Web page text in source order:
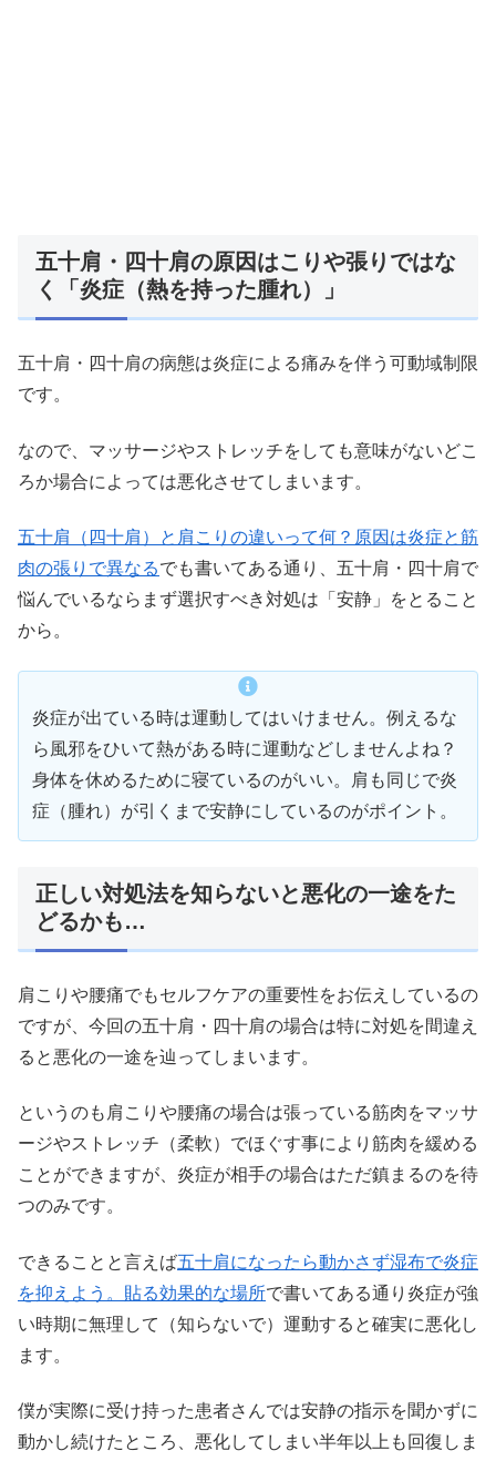
五十肩・四十肩の原因はこりや張りではな
く「炎症（熱を持った腫れ）」
五十肩・四十肩の病態は炎症による痛みを伴う可動域制限
です。
なので、マッサージやストレッチをしても意味がないどこ
ろか場合によっては悪化させてしまいます。
五十肩（四十肩）と肩こりの違いって何？原因は炎症と筋
肉の張りで異なるでも書いてある通り、五十肩・四十肩で
悩んでいるならまず選択すべき対処は「安静」をとること
から。
炎症が出ている時は運動してはいけません。例えるな
ら風邪をひいて熱がある時に運動などしませんよね？
身体を休めるために寝ているのがいい。肩も同じで炎
症（腫れ）が引くまで安静にしているのがポイント。
正しい対処法を知らないと悪化の一途をた
どるかも…
肩こりや腰痛でもセルフケアの重要性をお伝えしているの
ですが、今回の五十肩・四十肩の場合は特に対処を間違え
ると悪化の一途を辿ってしまいます。
というのも肩こりや腰痛の場合は張っている筋肉をマッサ
ージやストレッチ（柔軟）でほぐす事により筋肉を緩める
ことができますが、炎症が相手の場合はただ鎮まるのを待
つのみです。
できることと言えば五十肩になったら動かさず湿布で炎症
を抑えよう。貼る効果的な場所で書いてある通り炎症が強
い時期に無理して（知らないで）運動すると確実に悪化し
ます。
僕が実際に受け持った患者さんでは安静の指示を聞かずに
動かし続けたところ、悪化してしまい半年以上も回復しま